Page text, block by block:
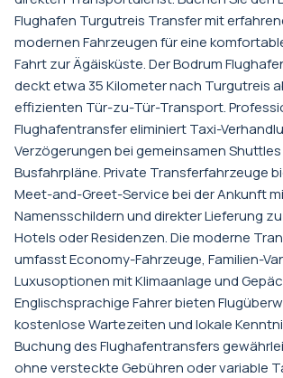
Flughafen Turgutreis Transfer mit
modernen Fahrzeugen für eine
Fahrt zur Ägäisküste. Der Bodrum
deckt etwa 35 Kilometer nach Turgutreis
effizienten Tür-zu-Tür-Transport.
Flughafentransfer eliminiert Taxi-
Verzögerungen bei gemeinsamen
Busfahrpläne. Private Transferfahrzeuge
Meet-and-Greet-Service bei der Ankunft
Namensschildern und direkter Lieferung
Hotels oder Residenzen. Die moderne
umfasst Economy-Fahrzeuge, Familien-
Luxusoptionen mit Klimaanlage und
Englischsprachige Fahrer bieten
kostenlose Wartezeiten und lokale
Buchung des Flughafentransfers
ohne versteckte Gebühren oder variable